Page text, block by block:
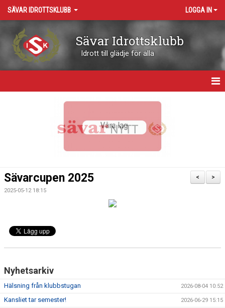
SÄVAR IDROTTSKLUBB LOGGA IN
Sävar Idrottsklubb
Idrott till glädje för alla
KALENDER
DOKUMENT
SÄVARCAMP
SÄVARCUPEN
>
<
Sävarcupen 2025
2025-05-12 18:15
Nyhetsarkiv
Hälsning från klubbstugan 2026-08-04 10:52
Kansliet tar semester! 2026-06-29 15:15